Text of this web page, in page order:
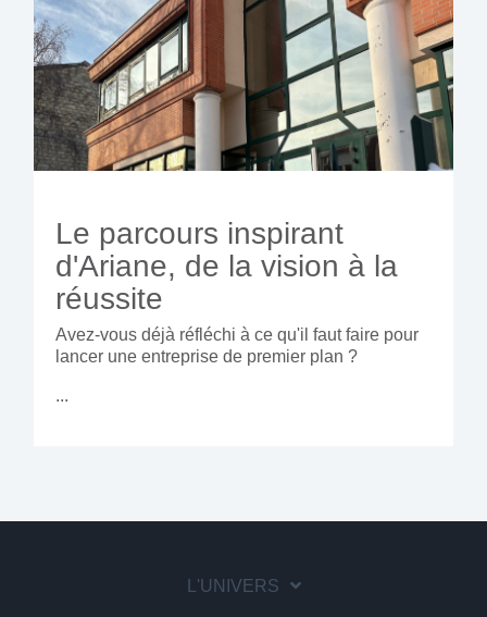
Le parcours inspirant
d'Ariane, de la vision à la
réussite
Avez-vous déjà réfléchi à ce qu'il faut faire pour
lancer une entreprise de premier plan ?
...
L'UNIVERS